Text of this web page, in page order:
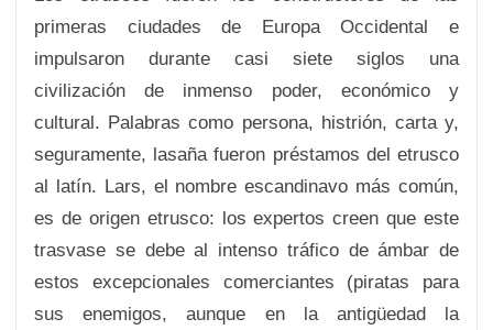
primeras ciudades de Europa Occidental e
impulsaron durante casi siete siglos una
civilización de inmenso poder, económico y
cultural. Palabras como persona, histrión, carta y,
seguramente, lasaña fueron préstamos del etrusco
al latín. Lars, el nombre escandinavo más común,
es de origen etrusco: los expertos creen que este
trasvase se debe al intenso tráfico de ámbar de
estos excepcionales comerciantes (piratas para
sus enemigos, aunque en la antigüedad la